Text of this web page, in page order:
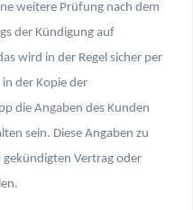
weitere Prüfung nach dem
der Kündigung auf
wird in der Regel sicher per
der Kopie der
die Angaben des Kunden
sein. Diese Angaben zu
gekündigten Vertrag oder